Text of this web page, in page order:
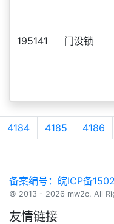
195141 门没锁
4184 4185 4186
备案编号：皖ICP备
© 2013 - 2026 mw2c. All
友情链接